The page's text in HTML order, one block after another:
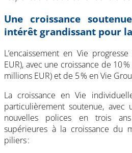
Une croissance
intérêt grandissant pour
L’encaissement en Vie
EUR), avec une croissance de 10
millions EUR) et de 5 % en Vie
La croissance en Vie
particulièrement soutenue, avec
nouvelles polices en trois
supérieures à la croissance du
piliers :